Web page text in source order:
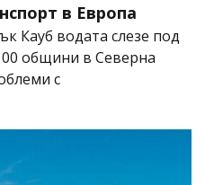
в Европа
Кауб водата слезе под
общини в Северна
с